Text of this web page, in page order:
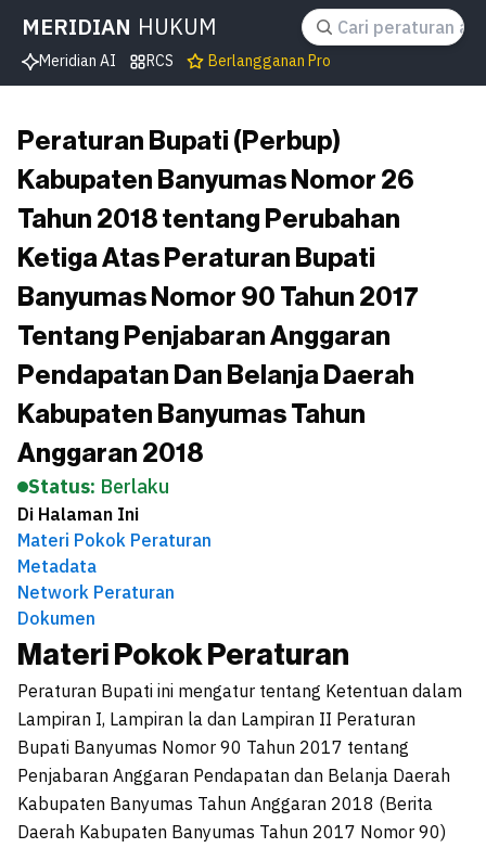
MERIDIAN HUKUM
Meridian AI RCS Berlangganan Pro
Peraturan Bupati (Perbup)
Kabupaten Banyumas Nomor 26
Tahun 2018 tentang Perubahan
Ketiga Atas Peraturan Bupati
Banyumas Nomor 90 Tahun 2017
Tentang Penjabaran Anggaran
Pendapatan Dan Belanja Daerah
Kabupaten Banyumas Tahun
Anggaran 2018
Status: Berlaku
Di Halaman Ini
Materi Pokok Peraturan
Metadata
Network Peraturan
Dokumen
Materi Pokok Peraturan
Peraturan Bupati ini mengatur tentang Ketentuan dalam
Lampiran I, Lampiran la dan Lampiran II Peraturan
Bupati Banyumas Nomor 90 Tahun 2017 tentang
Penjabaran Anggaran Pendapatan dan Belanja Daerah
Kabupaten Banyumas Tahun Anggaran 2018 (Berita
Daerah Kabupaten Banyumas Tahun 2017 Nomor 90)